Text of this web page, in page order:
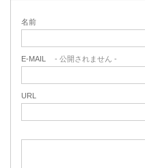
名前
E-MAIL - 公開されません -
URL